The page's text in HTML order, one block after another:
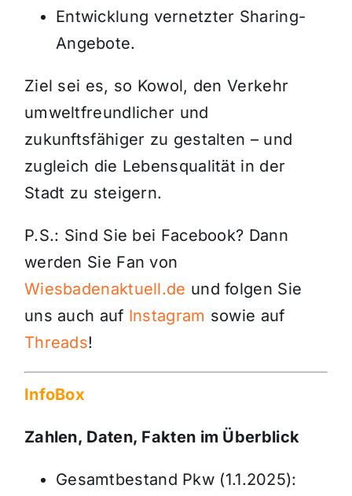
Entwicklung vernetzter Sharing-
Angebote.
Ziel sei es, so Kowol, den Verkehr
umweltfreundlicher und
zukunftsfähiger zu gestalten – und
zugleich die Lebensqualität in der
Stadt zu steigern.
P.S.: Sind Sie bei Facebook? Dann
werden Sie Fan von
Wiesbadenaktuell.de und folgen Sie
uns auch auf Instagram sowie auf
Threads!
InfoBox
Zahlen, Daten, Fakten im Überblick
Gesamtbestand Pkw (1.1.2025):